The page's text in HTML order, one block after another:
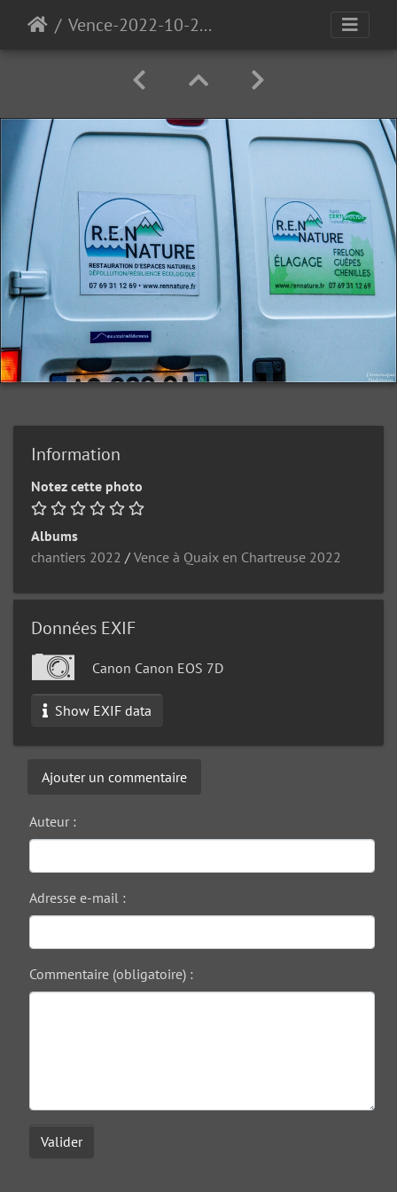
Vence-2022-10-22-8406 (Copier)
Information
Notez cette photo
Albums
chantiers 2022 / Vence à Quaix en Chartreuse 2022
Données EXIF
Canon Canon EOS 7D
Show EXIF data
Ajouter un commentaire
Auteur :
Adresse e-mail :
Commentaire (obligatoire) :
Valider